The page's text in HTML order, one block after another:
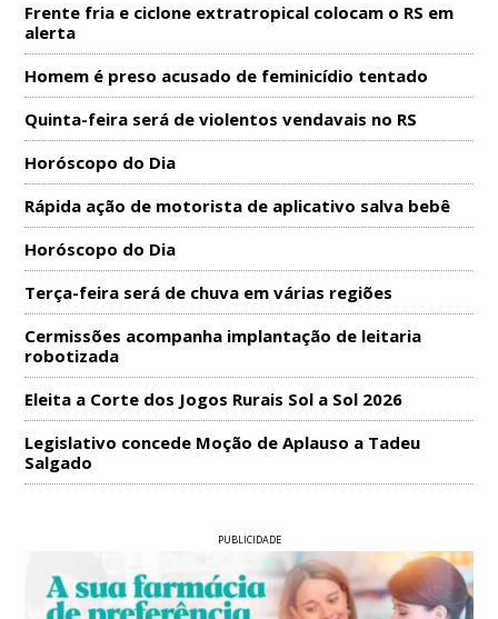
Frente fria e ciclone extratropical colocam o RS em
alerta
Homem é preso acusado de feminicídio tentado
Quinta-feira será de violentos vendavais no RS
Horóscopo do Dia
Rápida ação de motorista de aplicativo salva bebê
Horóscopo do Dia
Terça-feira será de chuva em várias regiões
Cermissões acompanha implantação de leitaria
robotizada
Eleita a Corte dos Jogos Rurais Sol a Sol 2026
Legislativo concede Moção de Aplauso a Tadeu
Salgado
PUBLICIDADE